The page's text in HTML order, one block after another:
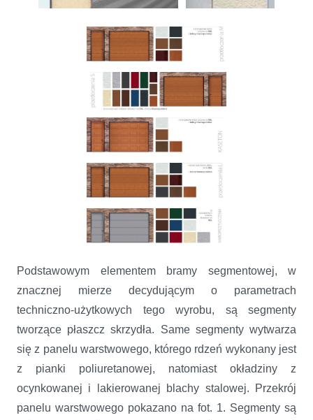
Podstawowym elementem bramy segmentowej, w
znacznej mierze decydującym o parametrach
techniczno-użytkowych tego wyrobu, są segmenty
tworzące płaszcz skrzydła. Same segmenty wytwarza
się z panelu warstwowego, którego rdzeń wykonany jest
z pianki poliuretanowej, natomiast okładziny z
ocynkowanej i lakierowanej blachy stalowej. Przekrój
panelu warstwowego pokazano na fot. 1. Segmenty są